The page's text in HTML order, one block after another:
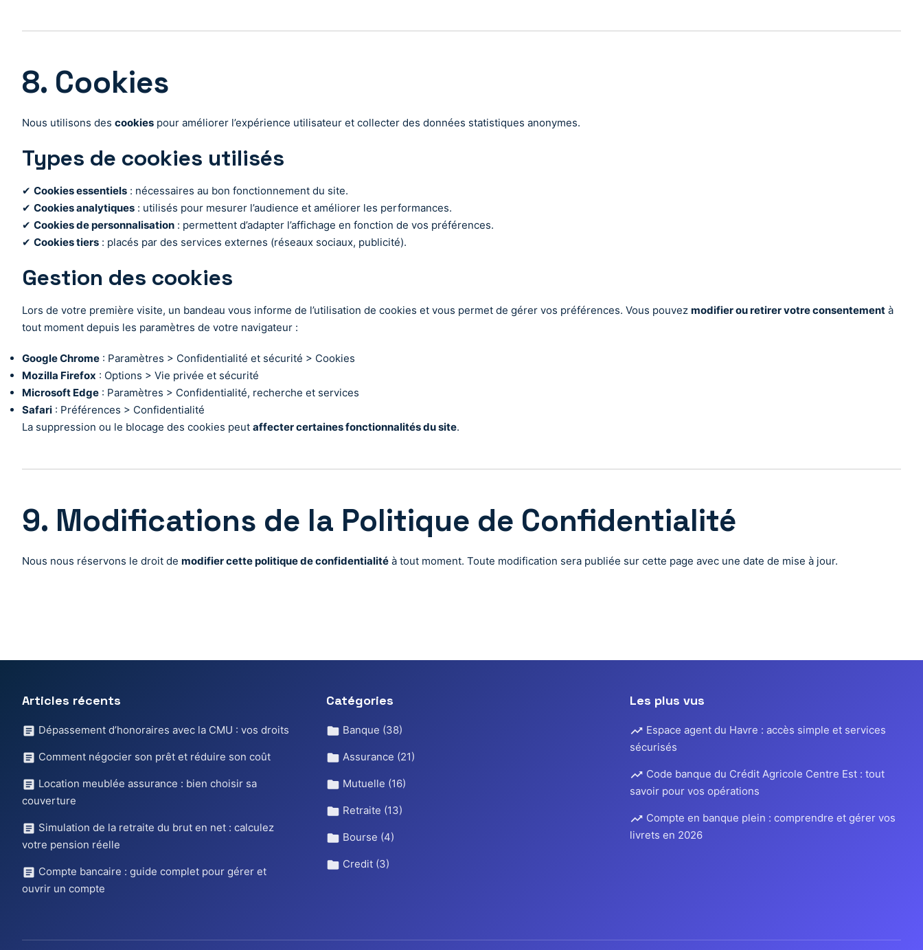
8. Cookies
Nous utilisons des cookies pour améliorer l’expérience utilisateur et collecter des données statistiques anonymes.
Types de cookies utilisés
✔ Cookies essentiels : nécessaires au bon fonctionnement du site.
✔ Cookies analytiques : utilisés pour mesurer l’audience et améliorer les performances.
✔ Cookies de personnalisation : permettent d’adapter l’affichage en fonction de vos préférences.
✔ Cookies tiers : placés par des services externes (réseaux sociaux, publicité).
Gestion des cookies
Lors de votre première visite, un bandeau vous informe de l’utilisation de cookies et vous permet de gérer vos préférences. Vous pouvez modifier ou retirer votre consentement à
tout moment depuis les paramètres de votre navigateur :
Google Chrome : Paramètres > Confidentialité et sécurité > Cookies
Mozilla Firefox : Options > Vie privée et sécurité
Microsoft Edge : Paramètres > Confidentialité, recherche et services
Safari : Préférences > Confidentialité
La suppression ou le blocage des cookies peut affecter certaines fonctionnalités du site.
9. Modifications de la Politique de Confidentialité
Nous nous réservons le droit de modifier cette politique de confidentialité à tout moment. Toute modification sera publiée sur cette page avec une date de mise à jour.
Articles récents
Dépassement d’honoraires avec la CMU : vos droits
Comment négocier son prêt et réduire son coût
Location meublée assurance : bien choisir sa
couverture
Simulation de la retraite du brut en net : calculez
votre pension réelle
Compte bancaire : guide complet pour gérer et
ouvrir un compte
Catégories
Banque (38)
Assurance (21)
Mutuelle (16)
Retraite (13)
Bourse (4)
Credit (3)
Les plus vus
Espace agent du Havre : accès simple et services
sécurisés
Code banque du Crédit Agricole Centre Est : tout
savoir pour vos opérations
Compte en banque plein : comprendre et gérer vos
livrets en 2026